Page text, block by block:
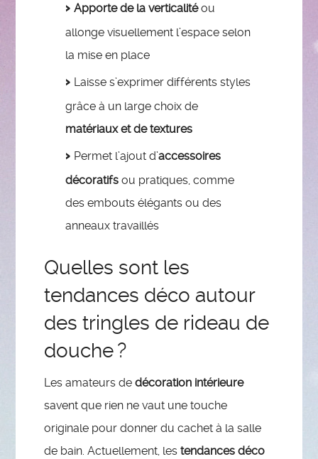
Apporte de la verticalitéou
allonge visuellement l’espace selon
la mise en place
Laisse s’exprimer différents styles
grâce à un large choix de
matériaux et de textures
Permet l’ajout d’accessoires
décoratifs ou pratiques, comme
des embouts élégants ou des
anneaux travaillés
Quelles sont les
tendances déco autour
des tringles de rideau de
douche ?
Les amateurs dedécoration intérieure
savent que rien ne vaut une touche
originale pour donner du cachet à la salle
de bain. Actuellement, lestendances déco